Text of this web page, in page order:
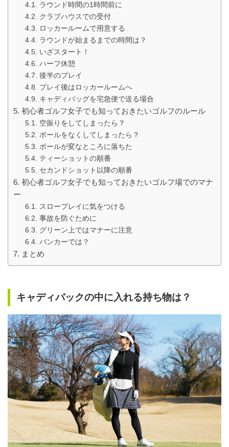
ラウンド時間の1時間前に
クラブハウスでの受付
ロッカールームで用意する
ラウンドが始まるまでの時間は？
いざスタート！
ハーフ休憩
後半のプレイ
プレイ後はロッカールームへ
キャディバッグを宅急便で送る場合
初心者ゴルフ女子でも知っておきたいゴルフのルール
空振りをしてしまったら？
ボールをなくしてしまったら？
ボールが変なところに落ちた
ティーショットの順番
セカンドショット以降の順番
初心者ゴルフ女子でも知っておきたいゴルフ場でのマナ
ー
スロープレイに気をつける
事故を防ぐために
グリーン上ではマナーに注意
バンカーでは？
まとめ
キャディバックの中に入れる持ち物は？